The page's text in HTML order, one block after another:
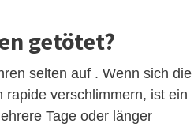
getötet?
selten auf . Wenn sich die
verschlimmern, ist ein
Tage oder länger